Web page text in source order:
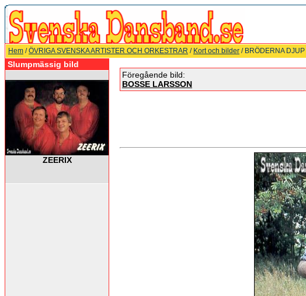
Hem /ÖVRIGA SVENSKA ARTISTER OCH ORKESTRAR / Kort och bilder / BRÖDERNA DJUP
Slumpmässig bild
ZEERIX
Föregående bild:
BOSSE LARSSON